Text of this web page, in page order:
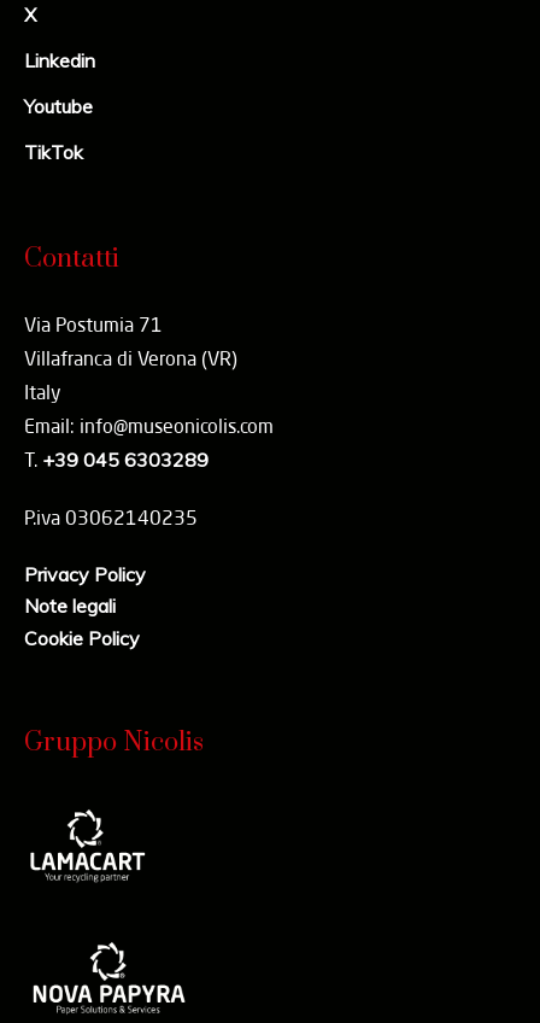
X
Linkedin
Youtube
TikTok
Contatti
Via Postumia 71
Villafranca di Verona (VR)
Italy
Email: info@museonicolis.com
T. +39 045 6303289
P.iva 03062140235
Privacy Policy
Note legali
Cookie Policy
Gruppo Nicolis